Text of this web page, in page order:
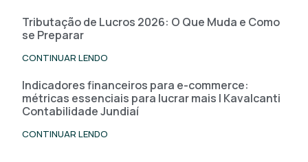
Tributação de Lucros 2026: O Que Muda e Como
se Preparar
CONTINUAR LENDO
Indicadores financeiros para e-commerce:
métricas essenciais para lucrar mais | Kavalcanti
Contabilidade Jundiaí
CONTINUAR LENDO